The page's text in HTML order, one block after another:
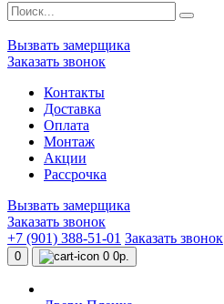
Вызвать замерщика
Заказать звонок
Контакты
Доставка
Оплата
Монтаж
Акции
Рассрочка
Вызвать замерщика
Заказать звонок
+7 (901) 388-51-01 Заказать звонок
0 0 0р.